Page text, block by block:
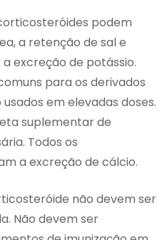
podem
a retenção de sal e
excreção de potássio.
para os derivados
em elevadas doses.
suplementar de
Todos os
a excreção de cálcio.
não devem ser
Não devem ser